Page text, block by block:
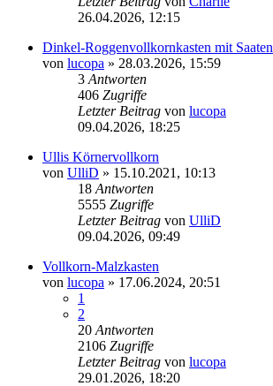
26.04.2026, 12:15
Dinkel-Roggenvollkornkasten mit Saaten
von lucopa » 28.03.2026, 15:59
3 Antworten
406 Zugriffe
Letzter Beitrag von lucopa
09.04.2026, 18:25
Ullis Körnervollkorn
von UlliD » 15.10.2021, 10:13
18 Antworten
5555 Zugriffe
Letzter Beitrag von UlliD
09.04.2026, 09:49
Vollkorn-Malzkasten
von lucopa » 17.06.2024, 20:51
1
2
20 Antworten
2106 Zugriffe
Letzter Beitrag von lucopa
29.01.2026, 18:20